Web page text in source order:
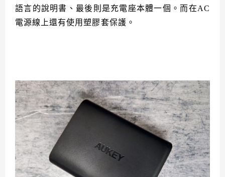
語言的說明書、最後則是充電座本體一個。而在AC
電源線上還有使用塑膠套保護。